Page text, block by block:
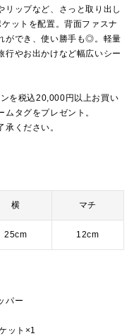
リップなど、さっと取り出し
ットを配置。背面ファスナ
ができ、使い勝手も◎。軽量
行やお出かけなど幅広いシー
を税込20,000円以上お買い
タグをプレゼント。
ください。
横 マチ
25cm 12cm
パー
ット×1